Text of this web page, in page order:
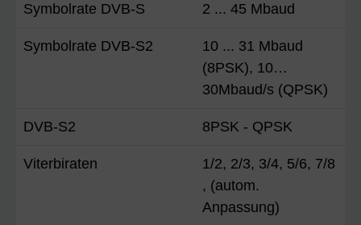
Symbolrate DVB-S 2 ... 45 Mbaud
Symbolrate DVB-S2
10 ... 31 Mbaud
(8PSK), 10…
30Mbaud/s (QPSK)
DVB-S2 8PSK - QPSK
Viterbiraten
1/2, 2/3, 3/4, 5/6, 7/8
, (autom.
Anpassung)